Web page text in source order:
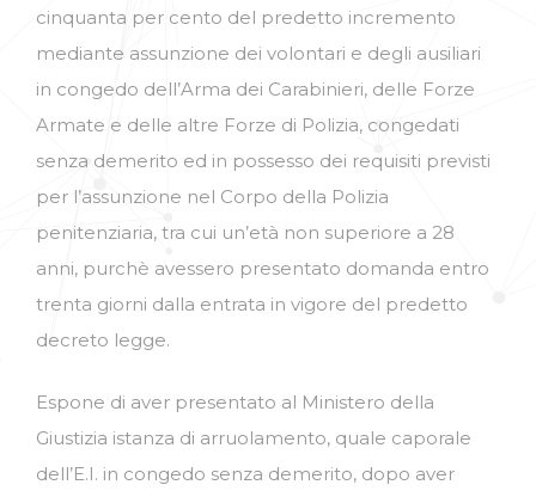
cinquanta per cento del predetto incremento
mediante assunzione dei volontari e degli ausiliari
in congedo dell’Arma dei Carabinieri, delle Forze
Armate e delle altre Forze di Polizia, congedati
senza demerito ed in possesso dei requisiti previsti
per l’assunzione nel Corpo della Polizia
penitenziaria, tra cui un’età non superiore a 28
anni, purchè avessero presentato domanda entro
trenta giorni dalla entrata in vigore del predetto
decreto legge.
Espone di aver presentato al Ministero della
Giustizia istanza di arruolamento, quale caporale
dell’E.I. in congedo senza demerito, dopo aver